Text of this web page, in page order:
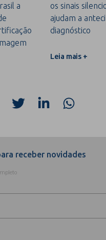
a
os sinais
ajudam a
diagnóstico
Leia mais +
receber novidades